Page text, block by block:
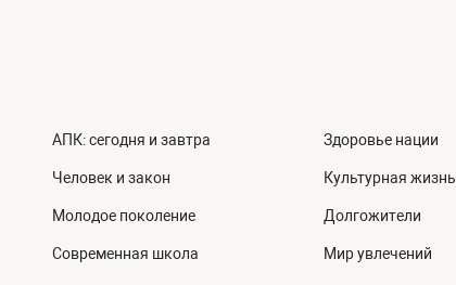
АПК: сегодня и завтра
Человек и закон
Молодое поколение
Современная школа
Здоровье нации
Культурная жизнь
Долгожители
Мир увлечений